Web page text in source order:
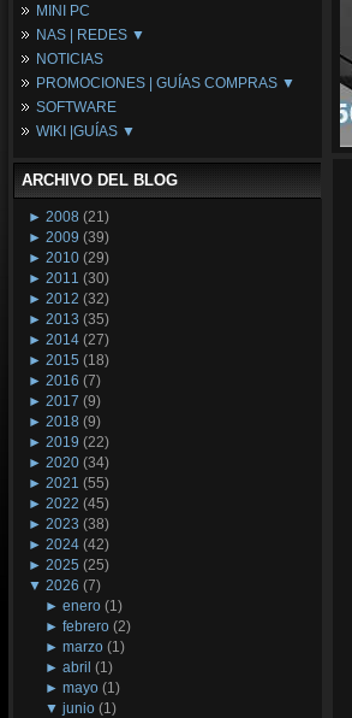
Memória RAM
Placas Base
Procesadores
Periféricos
Refrigeración
Tarjetas Gráficas
MINI PC
NAS | REDES ▼
NAS
Espacio Synology
Redes
NOTICIAS
PROMOCIONES | GUÍAS COMPRAS ▼
Configuraciones Ordenadores
Guías de Compras
SOFTWARE
WIKI |GUÍAS ▼
Wikipedia
ARCHIVO DEL BLOG
► 2008 (21)
► 2009 (39)
► 2010 (29)
► 2011 (30)
► 2012 (32)
► 2013 (35)
► 2014 (27)
► 2015 (18)
► 2016 (7)
► 2017 (9)
► 2018 (9)
► 2019 (22)
► 2020 (34)
► 2021 (55)
► 2022 (45)
► 2023 (38)
► 2024 (42)
► 2025 (25)
▼ 2026 (7)
►enero (1)
►febrero (2)
►marzo (1)
►abril (1)
►mayo (1)
▼junio (1)